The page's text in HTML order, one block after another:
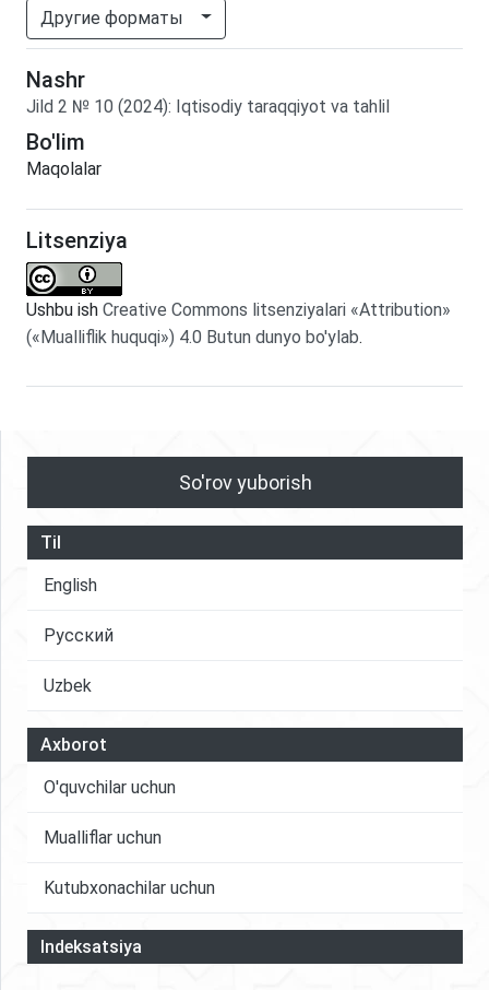
Другие форматы
Nashr
Jild 2 № 10 (2024): Iqtisodiy taraqqiyot va tahlil
Bo'lim
Maqolalar
Litsenziya
Ushbu ish Creative Commons litsenziyalari «Attribution»
(«Mualliflik huquqi») 4.0 Butun dunyo bo'ylab.
So'rov yuborish
Til
English
Русский
Uzbek
Axborot
O'quvchilar uchun
Mualliflar uchun
Kutubxonachilar uchun
Indeksatsiya